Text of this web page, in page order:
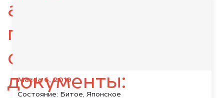
Mazda 6, 2019
Состояние: Битое, Японское
автомобиль,
подготовьте
следующие
документы: